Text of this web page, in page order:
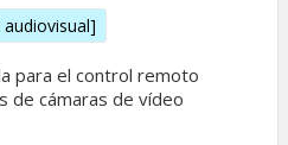
para el control remoto
de cámaras de vídeo